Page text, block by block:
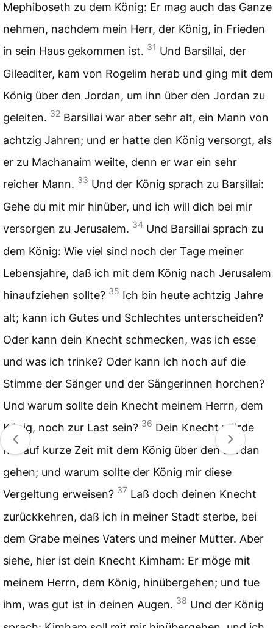
Mephiboseth zu dem König: Er mag auch das Ganze
nehmen, nachdem mein Herr, der König, in Frieden
in sein Haus gekommen ist. 31 Und Barsillai, der
Gileaditer, kam von Rogelim herab und ging mit dem
König über den Jordan, um ihn über den Jordan zu
geleiten. 32 Barsillai war aber sehr alt, ein Mann von
achtzig Jahren; und er hatte den König versorgt, als
er zu Machanaim weilte, denn er war ein sehr
reicher Mann. 33 Und der König sprach zu Barsillai:
Gehe du mit mir hinüber, und ich will dich bei mir
versorgen zu Jerusalem. 34 Und Barsillai sprach zu
dem König: Wie viel sind noch der Tage meiner
Lebensjahre, daß ich mit dem König nach Jerusalem
hinaufziehen sollte? 35 Ich bin heute achtzig Jahre
alt; kann ich Gutes und Schlechtes unterscheiden?
Oder kann dein Knecht schmecken, was ich esse
und was ich trinke? Oder kann ich noch auf die
Stimme der Sänger und der Sängerinnen horchen?
Und warum sollte dein Knecht meinem Herrn, dem
König, noch zur Last sein? 36 Dein Knecht würde
nur auf kurze Zeit mit dem König über den Jordan
gehen; und warum sollte der König mir diese
Vergeltung erweisen? 37 Laß doch deinen Knecht
zurückkehren, daß ich in meiner Stadt sterbe, bei
dem Grabe meines Vaters und meiner Mutter. Aber
siehe, hier ist dein Knecht Kimham: Er möge mit
meinem Herrn, dem König, hinübergehen; und tue
ihm, was gut ist in deinen Augen. 38 Und der König